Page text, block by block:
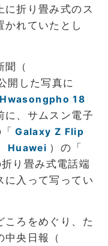
折り畳み式のス
かれていたとし
聞（
開した写真に
Hwasongpho 18
に、サムスン電子
Galaxy Z Flip
Huawei ）の「
り畳み式電話端
に入って写ってい
ろをめぐり、た
中央日報（